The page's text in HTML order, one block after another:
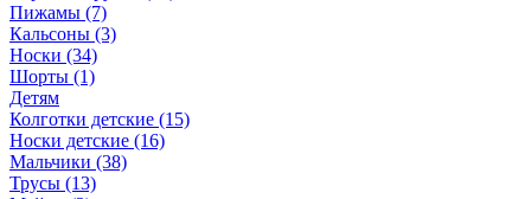
Пижамы (7)
Кальсоны (3)
Носки (34)
Шорты (1)
Детям
Колготки детские (15)
Носки детские (16)
Мальчики (38)
Трусы (13)